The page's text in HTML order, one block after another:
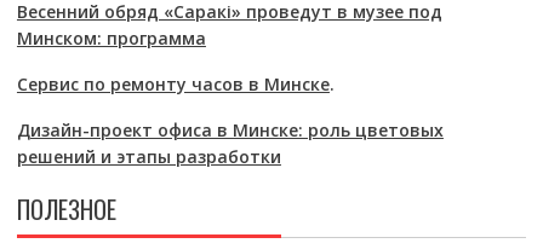
Весенний обряд «Саракі» проведут в музее под
Минском: программа
Сервис по ремонту часов в Минске.
Дизайн-проект офиса в Минске: роль цветовых
решений и этапы разработки
ПОЛЕЗНОЕ